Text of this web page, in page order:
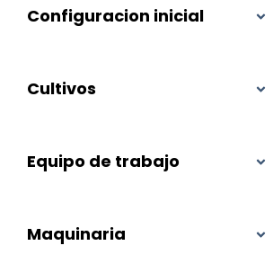
Configuracion inicial
Cultivos
Equipo de trabajo
Maquinaria